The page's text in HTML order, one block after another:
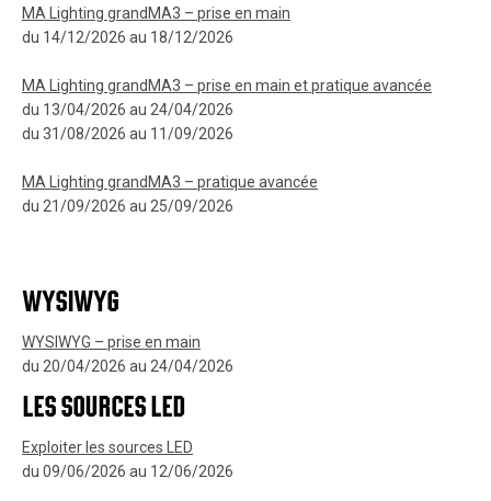
MA Lighting grandMA3 – prise en main
du 14/12/2026 au 18/12/2026
MA Lighting grandMA3 – prise en main et pratique avancée
du 13/04/2026 au 24/04/2026
du 31/08/2026 au 11/09/2026
MA Lighting grandMA3 – pratique avancée
du 21/09/2026 au 25/09/2026
WYSIWYG
WYSIWYG – prise en main
du 20/04/2026 au 24/04/2026
LES SOURCES LED
Exploiter les sources LED
du 09/06/2026 au 12/06/2026